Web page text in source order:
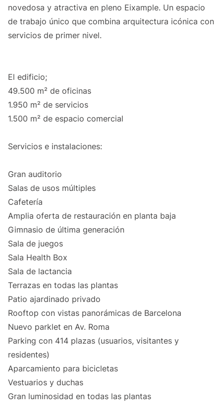
novedosa y atractiva en pleno Eixample. Un espacio
de trabajo único que combina arquitectura icónica con
servicios de primer nivel.
El edificio;
49.500 m² de oficinas
1.950 m² de servicios
1.500 m² de espacio comercial
Servicios e instalaciones:
Gran auditorio
Salas de usos múltiples
Cafetería
Amplia oferta de restauración en planta baja
Gimnasio de última generación
Sala de juegos
Sala Health Box
Sala de lactancia
Terrazas en todas las plantas
Patio ajardinado privado
Rooftop con vistas panorámicas de Barcelona
Nuevo parklet en Av. Roma
Parking con 414 plazas (usuarios, visitantes y
residentes)
Aparcamiento para bicicletas
Vestuarios y duchas
Gran luminosidad en todas las plantas